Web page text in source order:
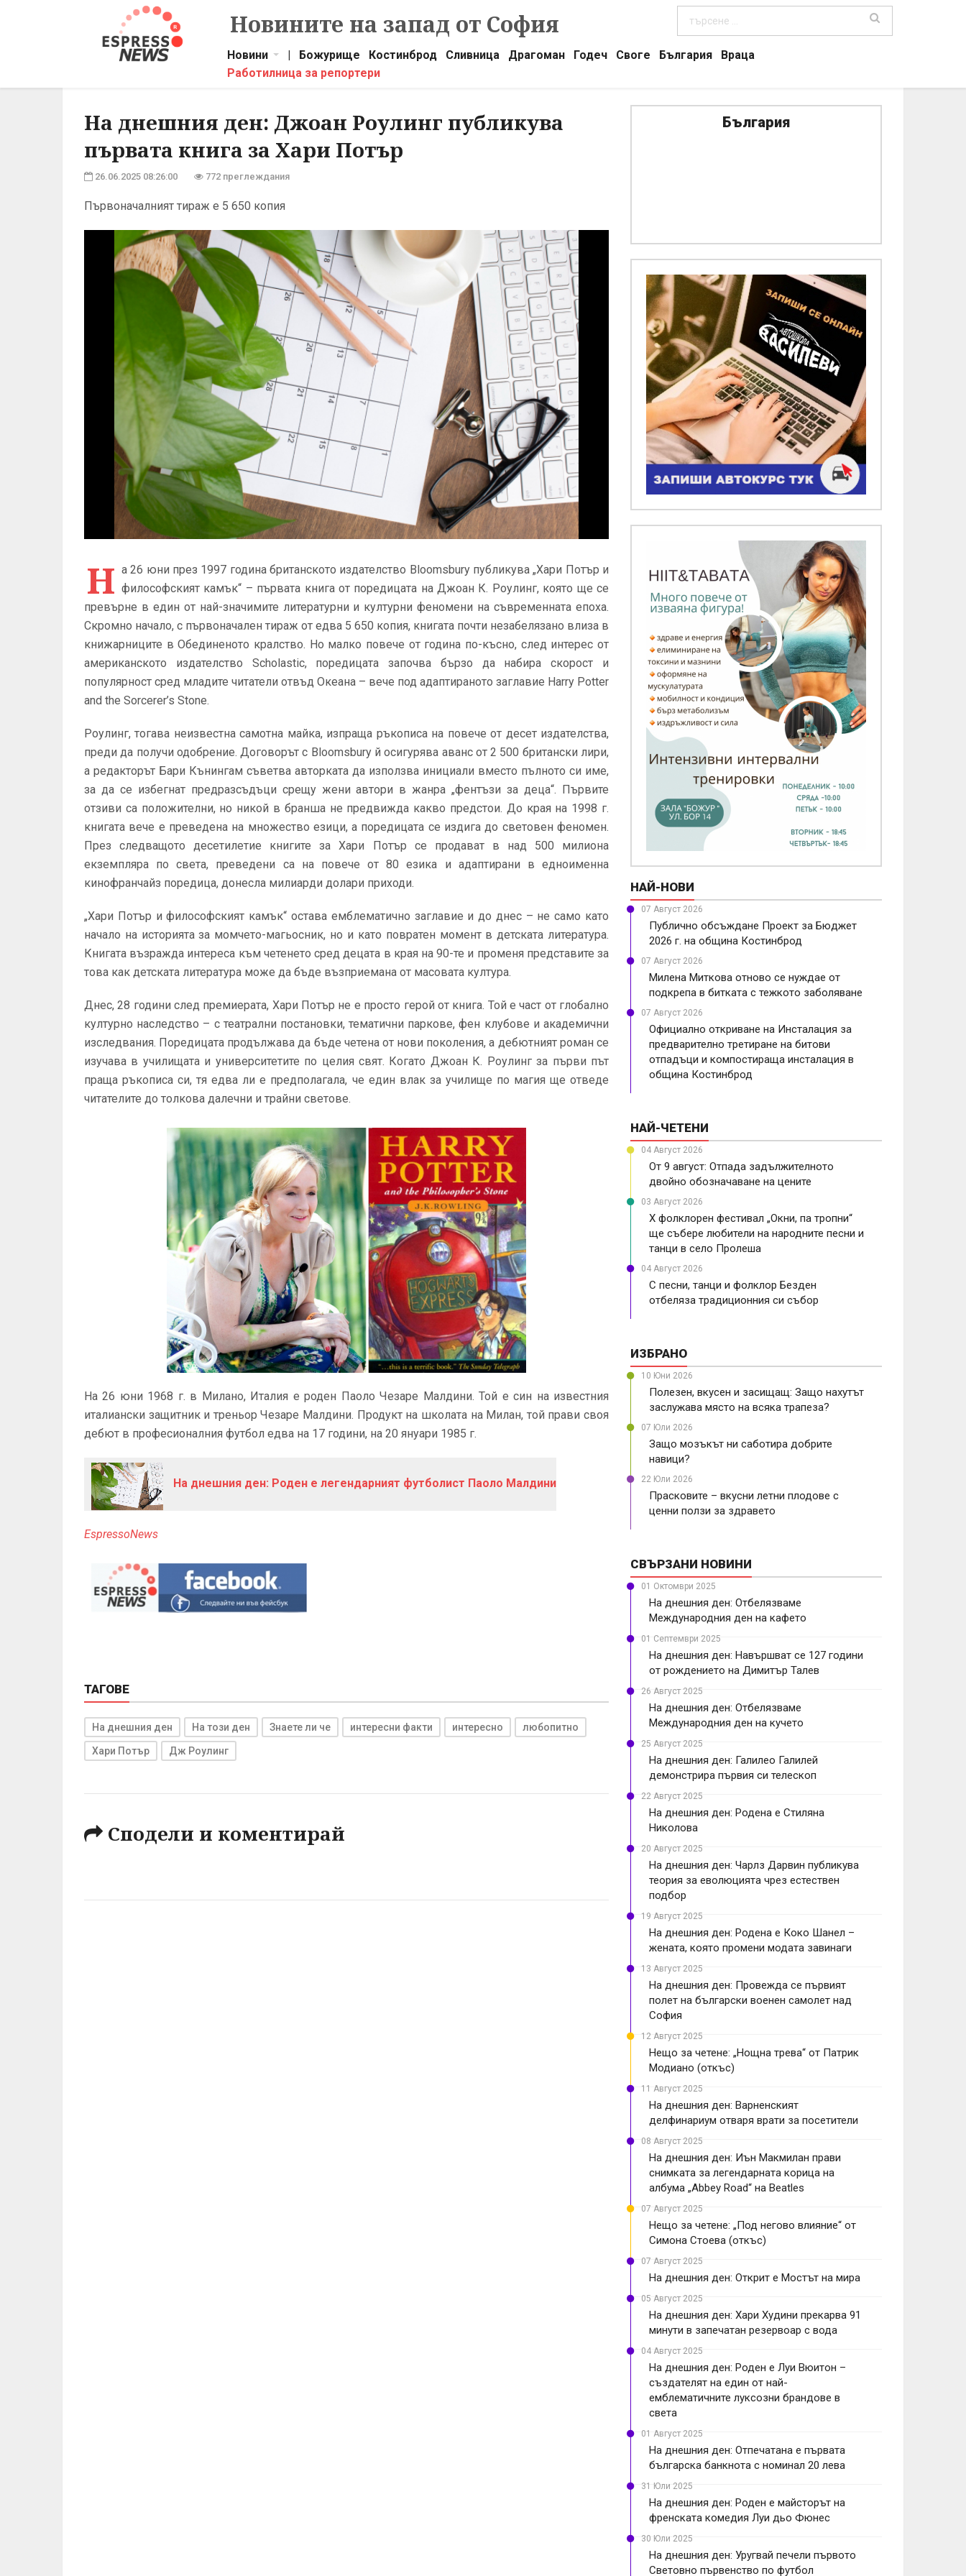
Новините на запад от София
Новини | Божурище Костинброд Сливница Драгоман Годеч Своге България
Враца
Работилница за репортери
На днешния ден: Джоан Роулинг публикува
първата книга за Хари Потър
26.06.2025 08:26:00 772 преглеждания
Първоначалният тираж е 5 650 копия
Н а 26 юни през 1997 година британското издателство Bloomsbury публикува „Хари Потър и
философският камък“ – първата книга от поредицата на Джоан К. Роулинг, която ще се
превърне в един от най-значимите литературни и културни феномени на съвременната епоха.
Скромно начало, с първоначален тираж от едва 5 650 копия, книгата почти незабелязано влиза в
книжарниците в Обединеното кралство. Но малко повече от година по-късно, след интерес от
американското издателство Scholastic, поредицата започва бързо да набира скорост и
популярност сред младите читатели отвъд Океана – вече под адаптираното заглавие Harry Potter
and the Sorcerer’s Stone.
Роулинг, тогава неизвестна самотна майка, изпраща ръкописа на повече от десет издателства,
преди да получи одобрение. Договорът с Bloomsbury й осигурява аванс от 2 500 британски лири,
а редакторът Бари Кънингам съветва авторката да използва инициали вместо пълното си име,
за да се избегнат предразсъдъци срещу жени автори в жанра „фентъзи за деца“. Първите
отзиви са положителни, но никой в бранша не предвижда какво предстои. До края на 1998 г.
книгата вече е преведена на множество езици, а поредицата се издига до световен феномен.
През следващото десетилетие книгите за Хари Потър се продават в над 500 милиона
екземпляра по света, преведени са на повече от 80 езика и адаптирани в едноименна
кинофранчайз поредица, донесла милиарди долари приходи.
„Хари Потър и философският камък“ остава емблематично заглавие и до днес – не само като
начало на историята за момчето-магьосник, но и като повратен момент в детската литература.
Книгата възражда интереса към четенето сред децата в края на 90-те и променя представите за
това как детската литература може да бъде възприемана от масовата култура.
Днес, 28 години след премиерата, Хари Потър не е просто герой от книга. Той е част от глобално
културно наследство – с театрални постановки, тематични паркове, фен клубове и академични
изследвания. Поредицата продължава да бъде четена от нови поколения, а дебютният роман се
изучава в училищата и университетите по целия свят. Когато Джоан К. Роулинг за първи път
праща ръкописа си, тя едва ли е предполагала, че един влак за училище по магия ще отведе
читателите до толкова далечни и трайни светове.
На 26 юни 1968 г. в Милано, Италия е роден Паоло Чезаре Малдини. Той е син на известния
италиански защитник и треньор Чезаре Малдини. Продукт на школата на Милан, той прави своя
дебют в професионалния футбол едва на 17 години, на 20 януари 1985 г.
На днешния ден: Роден е легендарният футболист Паоло Малдини
EspressoNews
ТАГОВЕ
На днешния ден На този ден Знаете ли че интересни факти интересно любопитно
Хари Потър Дж Роулинг
Сподели и коментирай
България
НАЙ-НОВИ
07 Август 2026
Публично обсъждане Проект за Бюджет
2026 г. на община Костинброд
07 Август 2026
Милена Миткова отново се нуждае от
подкрепа в битката с тежкото заболяване
07 Август 2026
Официално откриване на Инсталация за
предварително третиране на битови
отпадъци и компостираща инсталация в
община Костинброд
НАЙ-ЧЕТЕНИ
04 Август 2026
От 9 август: Отпада задължителното
двойно обозначаване на цените
03 Август 2026
X фолклорен фестивал „Окни, па тропни“
ще събере любители на народните песни и
танци в село Пролеша
04 Август 2026
С песни, танци и фолклор Безден
отбеляза традиционния си събор
ИЗБРАНО
10 Юни 2026
Полезен, вкусен и засищащ: Защо нахутът
заслужава място на всяка трапеза?
07 Юли 2026
Защо мозъкът ни саботира добрите
навици?
22 Юли 2026
Прасковите – вкусни летни плодове с
ценни ползи за здравето
СВЪРЗАНИ НОВИНИ
01 Октомври 2025
На днешния ден: Отбелязваме
Международния ден на кафето
01 Септември 2025
На днешния ден: Навършват се 127 години
от рождението на Димитър Талев
26 Август 2025
На днешния ден: Отбелязваме
Международния ден на кучето
25 Август 2025
На днешния ден: Галилео Галилей
демонстрира първия си телескоп
22 Август 2025
На днешния ден: Родена е Стиляна
Николова
20 Август 2025
На днешния ден: Чарлз Дарвин публикува
теория за еволюцията чрез естествен
подбор
19 Август 2025
На днешния ден: Родена е Коко Шанел –
жената, която промени модата завинаги
13 Август 2025
На днешния ден: Провежда се първият
полет на български военен самолет над
София
12 Август 2025
Нещо за четене: „Нощна трева“ от Патрик
Модиано (откъс)
11 Август 2025
На днешния ден: Варненският
делфинариум отваря врати за посетители
08 Август 2025
На днешния ден: Иън Макмилан прави
снимката за легендарната корица на
албума „Abbey Road“ на Beatles
07 Август 2025
Нещо за четене: „Под негово влияние“ от
Симона Стоева (откъс)
07 Август 2025
На днешния ден: Открит е Мостът на мира
05 Август 2025
На днешния ден: Хари Худини прекарва 91
минути в запечатан резервоар с вода
04 Август 2025
На днешния ден: Роден е Луи Вюитон –
създателят на един от най-
емблематичните луксозни брандове в
света
01 Август 2025
На днешния ден: Отпечатана е първата
българска банкнота с номинал 20 лева
31 Юли 2025
На днешния ден: Роден е майсторът на
френската комедия Луи дьо Фюнес
30 Юли 2025
На днешния ден: Уругвай печели първото
Световно първенство по футбол